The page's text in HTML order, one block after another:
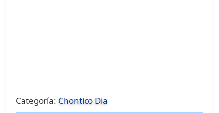
Categoría: Chontico Dia